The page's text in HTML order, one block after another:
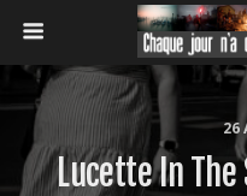
26
Lucette In The